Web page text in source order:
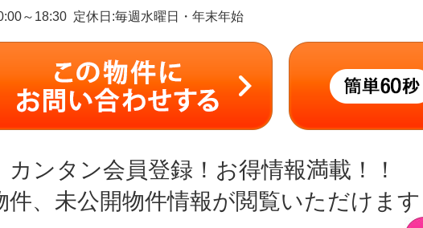
～18:30 定休日:毎週水曜日・年末年始
カンタン会員登録！お得情報満載！！
件、未公開物件情報が閲覧いただけます